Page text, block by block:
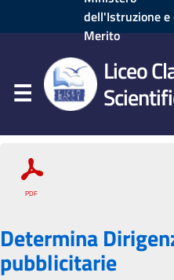
dell'Istruzione e
Merito
Liceo
Determina
pubblicitarie